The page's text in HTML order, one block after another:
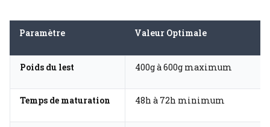
Paramètre Valeur Optimale
Poids du lest 400g à 600g maximum
Temps de maturation 48h à 72h minimum